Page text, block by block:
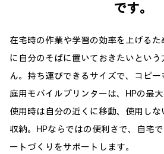
です。
在宅時の作業や学習の効率を上げる
に自分のそばに置いておきたいとい
ん。持ち運びできるサイズで、コピ
庭用モバイルプリンターは、HPの最
使用時は自分の近くに移動、使用し
収納。HPならではの便利さで、自宅
ートづくりをサポートします。